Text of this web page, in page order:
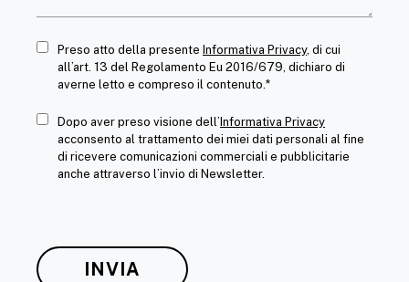
Preso atto della presente Informativa Privacy, di cui
all’art. 13 del Regolamento Eu 2016/679, dichiaro di
averne letto e compreso il contenuto.*
Dopo aver preso visione dell’ Informativa Privacy
acconsento al trattamento dei miei dati personali al fine
di ricevere comunicazioni commerciali e pubblicitarie
anche attraverso l’invio di Newsletter.